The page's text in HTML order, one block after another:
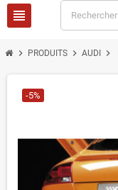
view_headline
chevron_right PRODUITS chevron_right AUDI chevron_right
-5%